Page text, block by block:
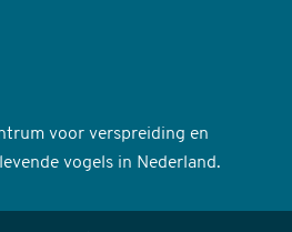
voor verspreiding en
vogels in Nederland.